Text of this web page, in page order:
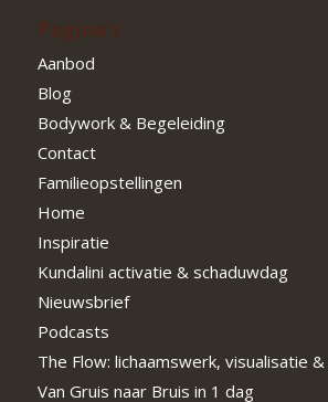
Pagina’s
Aanbod
Blog
Bodywork & Begeleiding
Contact
Familieopstellingen
Home
Inspiratie
Kundalini activatie & schaduwdag
Nieuwsbrief
Podcasts
The Flow: lichaamswerk, visualisatie
Van Gruis naar Bruis in 1 dag